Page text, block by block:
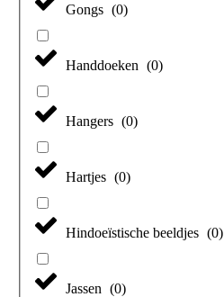
Gongs (0)
Handdoeken (0)
Hangers (0)
Hartjes (0)
Hindoeïstische beeldjes (0)
Jassen (0)